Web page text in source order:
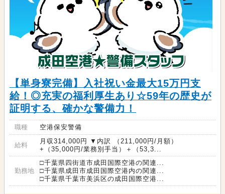
【単身寮完備】入社祝い金最大15万円支
給！◎充実の福利厚生あり☆59年の歴史が
証明する、確かな警備力！
職種 空港保安警備
給料
月収314,000円 ▼内訳 （211,000円/月額）
+（35,000円/業務別手当）＋（53,3...
勤務地
□千葉県四街道市成田国際空港の関連...
□千葉県成田市成田国際空港内の関連...
□千葉県千葉市美浜区の成田国際空港...